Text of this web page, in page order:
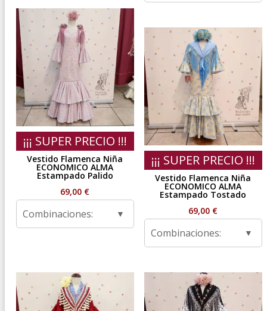
¡¡¡ SUPER PRECIO !!!
Vestido Flamenca Niña
ECONOMICO ALMA
Estampado Palido
69,00 €
Combinaciones:
¡¡¡ SUPER PRECIO !!!
Vestido Flamenca Niña
ECONOMICO ALMA
Estampado Tostado
69,00 €
Combinaciones: